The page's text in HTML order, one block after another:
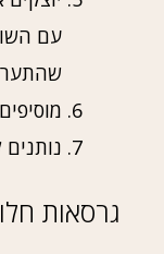
עם
גרסאות